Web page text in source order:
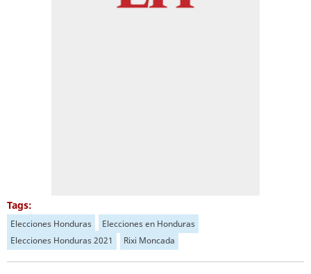
Tags:
Elecciones Honduras
Elecciones en Honduras
Elecciones Honduras 2021
Rixi Moncada